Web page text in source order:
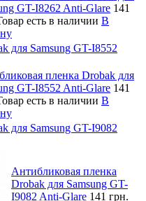
GT-I8262 Anti-Glare 141
есть в наличии В
для Samsung GT-I8552
пленка Drobak для
GT-I8552 Anti-Glare 141
есть в наличии В
для Samsung GT-I9082
Антибликовая пленка
Drobak для Samsung GT-
I9082 Anti-Glare 141 грн.